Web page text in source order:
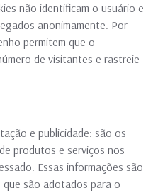
não identificam o usuário e
anonimamente. Por
permitem que o
de visitantes e rastreie
e publicidade: são os
produtos e serviços nos
Essas informações são
são adotados para o